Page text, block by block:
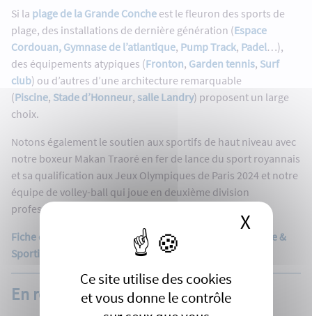
Ce site utilise des cookies
et vous donne le contrôle
X
Si la plage de la Grande Conche est le fleuron des sports de
plage, des installations de dernière génération (Espace
Cordouan, Gymnase de l’atlantique, Pump Track, Padel…),
des équipements atypiques (Fronton, Garden tennis, Surf
club) ou d’autres d’une architecture remarquable
(Piscine, Stade d’Honneur, salle Landry) proposent un large
choix.
Notons également le soutien aux sportifs de haut niveau avec
notre boxeur Makan Traoré en fer de lance du sport royannais
et sa qualification aux Jeux Olympiques de Paris 2024 et notre
équipe de volley-ball qui joue en deuxième division
professionnelle (Ligue B).
Fiche descriptive Royan - Site internet du label Ville Active &
Sportive
En relation